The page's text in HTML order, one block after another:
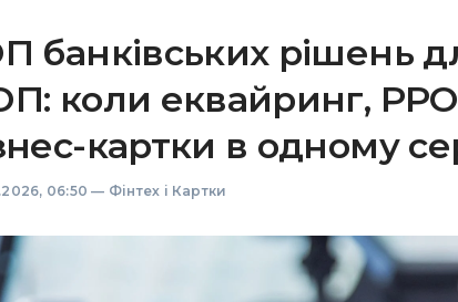
банківських рішень
коли еквайринг, РРО
картки в одному
06:50 — Фінтех і Картки